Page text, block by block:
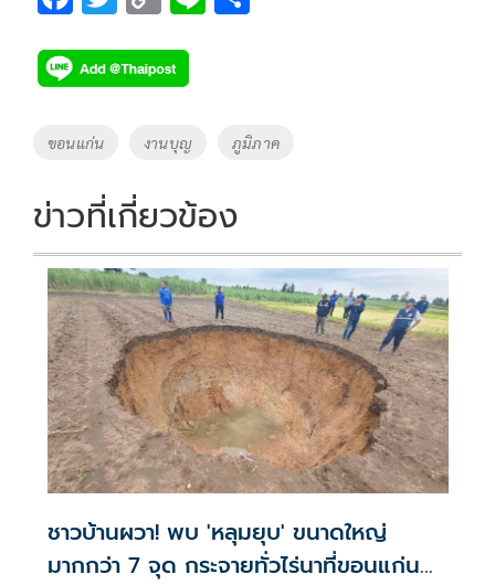
e
b
o
k
tt
er
p
y
Li
k
Tags
ขอนแก่น งานบุญ ภูมิภาค
ข่าวที่เกี่ยวข้อง
ชาวบ้านผวา! พบ 'หลุมยุบ' ขนาดใหญ่
มากกว่า 7 จุด กระจายทั่วไร่นาที่ขอนแก่น